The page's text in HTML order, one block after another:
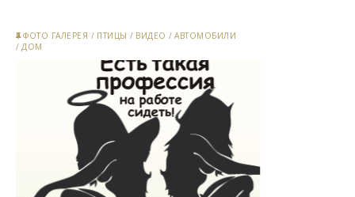
ФОТО ГАЛЕРЕЯ / ПТИЦЫ / ВИДЕО /АВТОМОБИЛИ
/ДОМ